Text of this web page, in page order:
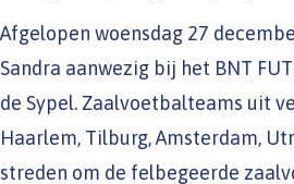
Afgelopen woensdag 27
Sandra aanwezig bij het BNT
de Sypel. Zaalvoetbalteams uit
Haarlem, Tilburg, Amsterdam,
streden om de felbegeerde